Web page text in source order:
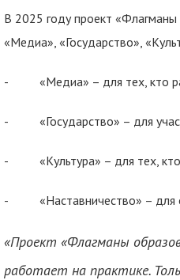
В 2025 году проект «Флагманы
«Медиа», «Государство»,
- «Медиа» – для тех, кто
- «Государство» – для
- «Культура» – для тех, кто
- «Наставничество» – для
«Проект «Флагманы
работает на практике.